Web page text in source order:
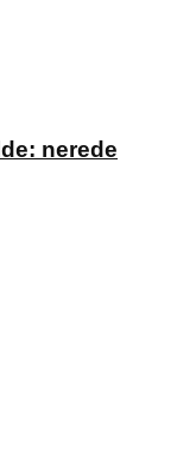
nerede